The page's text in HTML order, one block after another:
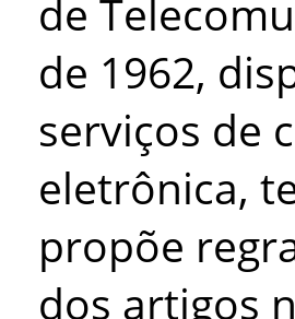
de
de 1962,
serviços de
eletrônica,
propõe
dos artigos